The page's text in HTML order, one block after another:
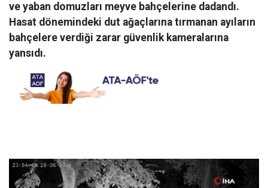
ve yaban domuzları meyve bahçelerine dadandı.
Hasat dönemindeki dut ağaçlarına tırmanan ayıların
bahçelere verdiği zarar güvenlik kameralarına
yansıdı.